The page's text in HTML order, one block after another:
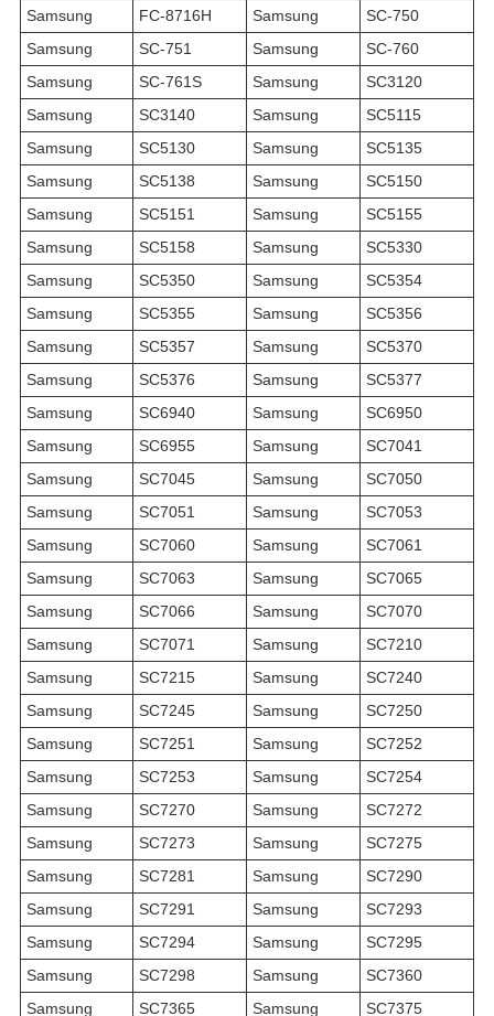
Samsung
FC-8716H Samsung
SC-750
Samsung
SC-751 Samsung
SC-760
Samsung
SC-761S Samsung
SC3120
Samsung
SC3140 Samsung
SC5115
Samsung
SC5130 Samsung
SC5135
Samsung
SC5138 Samsung
SC5150
Samsung
SC5151 Samsung
SC5155
Samsung
SC5158 Samsung
SC5330
Samsung
SC5350 Samsung
SC5354
Samsung
SC5355 Samsung
SC5356
Samsung
SC5357 Samsung
SC5370
Samsung
SC5376 Samsung
SC5377
Samsung
SC6940 Samsung
SC6950
Samsung
SC6955 Samsung
SC7041
Samsung
SC7045 Samsung
SC7050
Samsung
SC7051 Samsung
SC7053
Samsung
SC7060 Samsung
SC7061
Samsung
SC7063 Samsung
SC7065
Samsung
SC7066 Samsung
SC7070
Samsung
SC7071 Samsung
SC7210
Samsung
SC7215 Samsung
SC7240
Samsung
SC7245 Samsung
SC7250
Samsung
SC7251 Samsung
SC7252
Samsung
SC7253 Samsung
SC7254
Samsung
SC7270 Samsung
SC7272
Samsung
SC7273 Samsung
SC7275
Samsung
SC7281 Samsung
SC7290
Samsung
SC7291 Samsung
SC7293
Samsung
SC7294 Samsung
SC7295
Samsung
SC7298 Samsung
SC7360
Samsung
SC7365 Samsung SC7375